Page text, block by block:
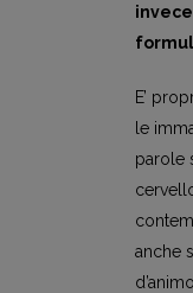
E’
le
parole
anche